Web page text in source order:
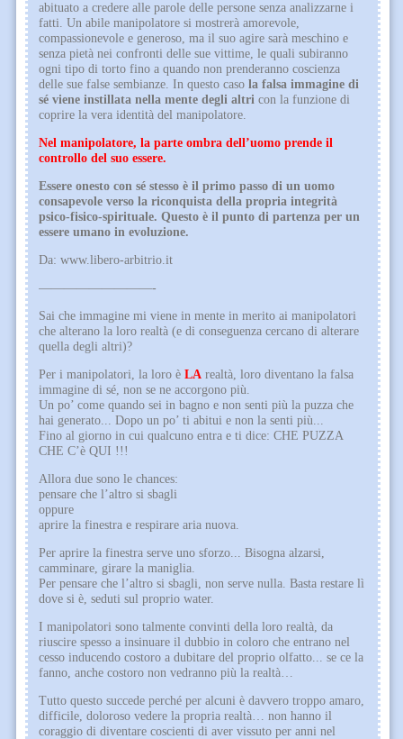
abituato a credere alle parole delle persone senza analizzarne i
fatti. Un abile manipolatore si mostrerà amorevole,
compassionevole e generoso, ma il suo agire sarà meschino e
senza pietà nei confronti delle sue vittime, le quali subiranno
ogni tipo di torto fino a quando non prenderanno coscienza
delle sue false sembianze. In questo caso la falsa immagine di
sé viene instillata nella mente degli altri con la funzione di
coprire la vera identità del manipolatore.
Nel manipolatore, la parte ombra dell’uomo prende il
controllo del suo essere.
Essere onesto con sé stesso è il primo passo di un uomo
consapevole verso la riconquista della propria integrità
psico-fisico-spirituale. Questo è il punto di partenza per un
essere umano in evoluzione.
Da: www.libero-arbitrio.it
—————————-
Sai che immagine mi viene in mente in merito ai manipolatori
che alterano la loro realtà (e di conseguenza cercano di alterare
quella degli altri)?
Per i manipolatori, la loro è LA realtà, loro diventano la falsa
immagine di sé, non se ne accorgono più.
Un po’ come quando sei in bagno e non senti più la puzza che
hai generato... Dopo un po’ ti abitui e non la senti più...
Fino al giorno in cui qualcuno entra e ti dice: CHE PUZZA
CHE C’è QUI !!!
Allora due sono le chances:
pensare che l’altro si sbagli
oppure
aprire la finestra e respirare aria nuova.
Per aprire la finestra serve uno sforzo... Bisogna alzarsi,
camminare, girare la maniglia.
Per pensare che l’altro si sbagli, non serve nulla. Basta restare lì
dove si è, seduti sul proprio water.
I manipolatori sono talmente convinti della loro realtà, da
riuscire spesso a insinuare il dubbio in coloro che entrano nel
cesso inducendo costoro a dubitare del proprio olfatto... se ce la
fanno, anche costoro non vedranno più la realtà…
Tutto questo succede perché per alcuni è davvero troppo amaro,
difficile, doloroso vedere la propria realtà… non hanno il
coraggio di diventare coscienti di aver vissuto per anni nel